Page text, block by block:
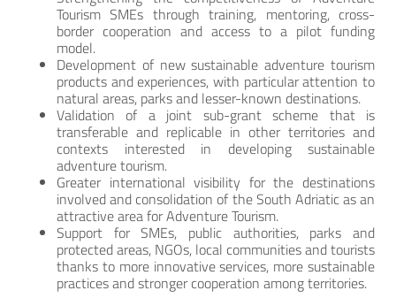
Tourism SMEs through training, mentoring, cross-
border cooperation and access to a pilot funding
model.
Development of new sustainable adventure tourism
products and experiences, with particular attention to
natural areas, parks and lesser-known destinations.
Validation of a joint sub-grant scheme that is
transferable and replicable in other territories and
contexts interested in developing sustainable
adventure tourism.
Greater international visibility for the destinations
involved and consolidation of the South Adriatic as an
attractive area for Adventure Tourism.
Support for SMEs, public authorities, parks and
protected areas, NGOs, local communities and tourists
thanks to more innovative services, more sustainable
practices and stronger cooperation among territories.